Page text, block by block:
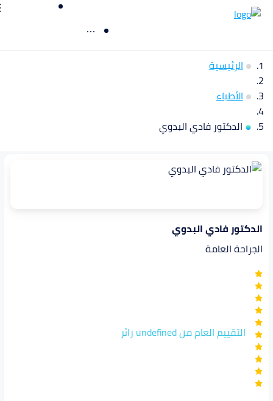
الرئيسية
الأطباء
الدكتور فادي البدوي
الدكتور فادي البدوي
الجراحة العامة
التقييم العام من undefined زائر